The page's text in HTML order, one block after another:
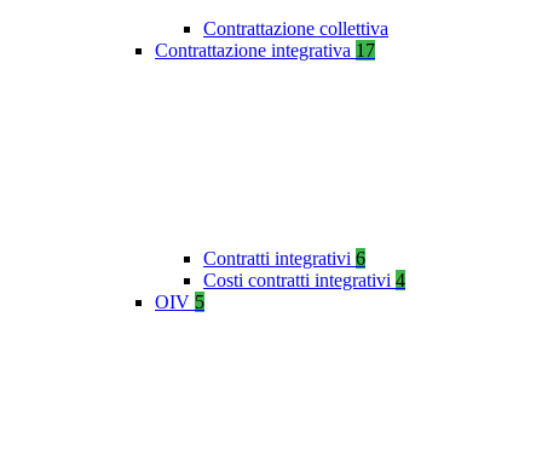
Contrattazione collettiva
Contrattazione integrativa 17
Contratti integrativi 6
Costi contratti integrativi 4
OIV 5